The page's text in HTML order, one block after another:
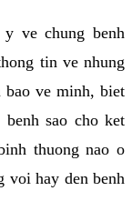
ve chung benh
tin ve nhung
bao ve minh, biet
sao cho ket
thuong nao o
voi hay den benh